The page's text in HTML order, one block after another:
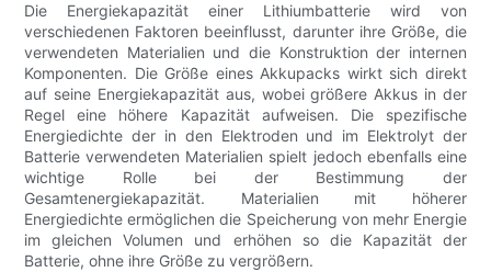
Die Energiekapazität einer Lithiumbatterie wird von
verschiedenen Faktoren beeinflusst, darunter ihre Größe, die
verwendeten Materialien und die Konstruktion der internen
Komponenten. Die Größe eines Akkupacks wirkt sich direkt
auf seine Energiekapazität aus, wobei größere Akkus in der
Regel eine höhere Kapazität aufweisen. Die spezifische
Energiedichte der in den Elektroden und im Elektrolyt der
Batterie verwendeten Materialien spielt jedoch ebenfalls eine
wichtige Rolle bei der Bestimmung der
Gesamtenergiekapazität. Materialien mit höherer
Energiedichte ermöglichen die Speicherung von mehr Energie
im gleichen Volumen und erhöhen so die Kapazität der
Batterie, ohne ihre Größe zu vergrößern.